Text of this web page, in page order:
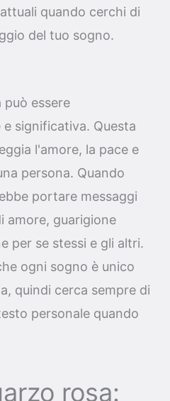
quando cerchi di
del tuo sogno.
può essere
significativa. Questa
l'amore, la pace e
persona. Quando
portare messaggi
amore, guarigione
per se stessi e gli altri.
ogni sogno è unico
quindi cerca sempre di
personale quando
rosa: